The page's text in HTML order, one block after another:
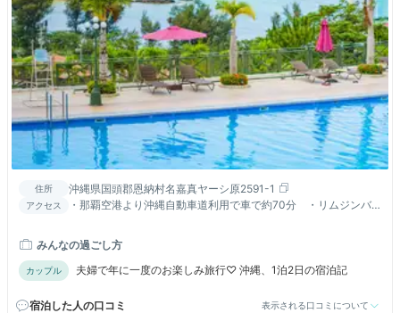
住所 沖縄県国頭郡恩納村名嘉真ヤーシ原2591-1
アクセス
・那覇空港より沖縄自動車道利用で車で約70分 ・リムジンバ
みんなの過ごし方
カップル 夫婦で年に一度のお楽しみ旅行♡ 沖縄、1泊2日の宿泊記
宿泊した人の口コミ 表示される口コミについて